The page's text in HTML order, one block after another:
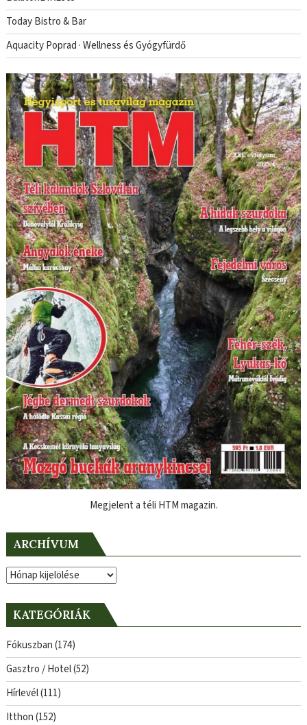
Today Bistro & Bar
Aquacity Poprad · Wellness és Gyógyfürdő
Megjelent a téli HTM magazin.
ARCHÍVUM
Archívum
KATEGÓRIÁK
Fókuszban(174)
Gasztro / Hotel(52)
Hírlevél(111)
Itthon(152)